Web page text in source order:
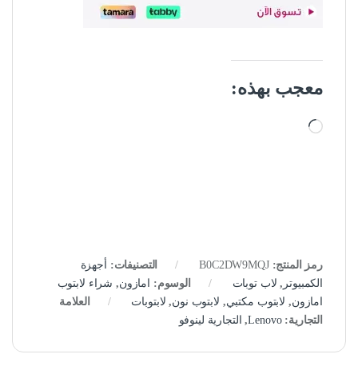
معجب بهذه:
جاري التحميل…
رمز المنتج:B0C2DW9MQJ التصنيفات:
أجهزة
الكمبيوتر , لاب توبات الوسوم: امازون, شراء لابتوب
امازون, لابتوب مكتبي, لابتوب نون, لابتوبات
العلامة
التجارية:Lenovo
, التجارية لينوفو